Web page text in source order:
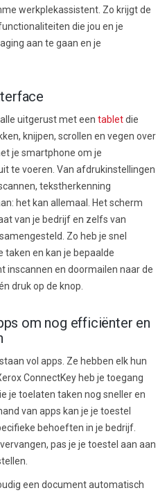
werkplekassistent. Zo krijgt de
die jou en je
aan te gaan en je
uitgerust met een tabletdie
knijpen, scrollen en vegen over
je smartphone om je
te voeren. Van afdrukinstellingen
tekstherkenning
het kan allemaal. Het scherm
van je bedrijf en zelfs van
Zo heb je snel
en kan je bepaalde
inscannen en doormailen naar de
druk op de knop.
om nog efficiënter en
vol apps. Ze hebben elk hun
ConnectKey heb je toegang
je toelaten taken nog sneller en
van apps kan je je toestel
behoeften in je bedrijf.
pas je je toestel aan aan
een document automatisch